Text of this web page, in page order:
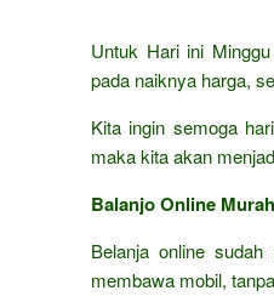
Untuk Hari ini
pada naiknya harga,
Kita ingin semoga
maka kita akan
Balanjo Online
Belanja online
membawa mobil,